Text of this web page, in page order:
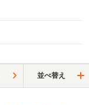
並べ替え